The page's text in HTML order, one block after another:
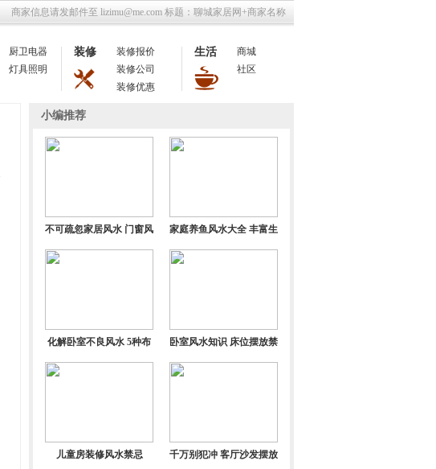
商家信息请发邮件至 lizimu@me.com 标题：聊城家居网+商家名称
厨卫电器
灯具照明
装修
装修报价
装修公司
装修优惠
生活
商城
社区
小编推荐
不可疏忽家居风水 门窗风
水不可小瞧
家庭养鱼风水大全 丰富生
活又招财进宝
化解卧室不良风水 5种布
置提升身体健康
卧室风水知识 床位摆放禁
忌不得不防
儿童房装修风水禁忌 千万别犯冲 客厅沙发摆放